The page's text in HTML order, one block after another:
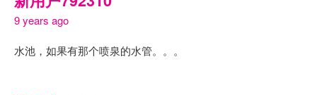
9 years ago
水池，如果有那个喷泉的水管。。。